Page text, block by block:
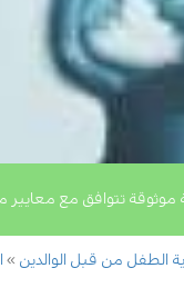
تتوافق مع
الطفل من قبل الوالدين